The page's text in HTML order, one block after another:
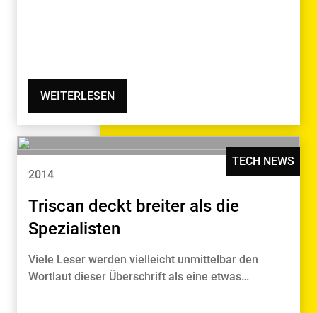
WEITERLESEN
TECH NEWS
2014
Triscan deckt breiter als die
Spezialisten
Viele Leser werden vielleicht unmittelbar den
Wortlaut dieser Überschrift als eine etwas…